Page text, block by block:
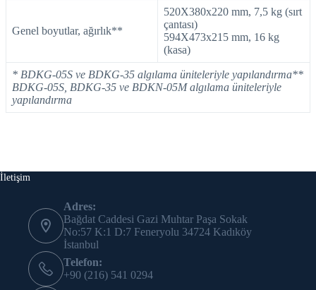
Genel boyutlar, ağırlık**
520X380x220 mm, 7,5 kg (sırt
çantası)
594X473x215 mm, 16 kg
(kasa)
* BDKG-05S ve BDKG-35 algılama üniteleriyle yapılandırma**
BDKG-05S, BDKG-35 ve BDKN-05M algılama üniteleriyle
yapılandırma
İletişim
Adres:
Bağdat Caddesi Gazi Muhtar Paşa Sokak
No:57 K:1 D:7 Feneryolu 34724 Kadıköy
İstanbul
Telefon:
+90 (216) 541 0294